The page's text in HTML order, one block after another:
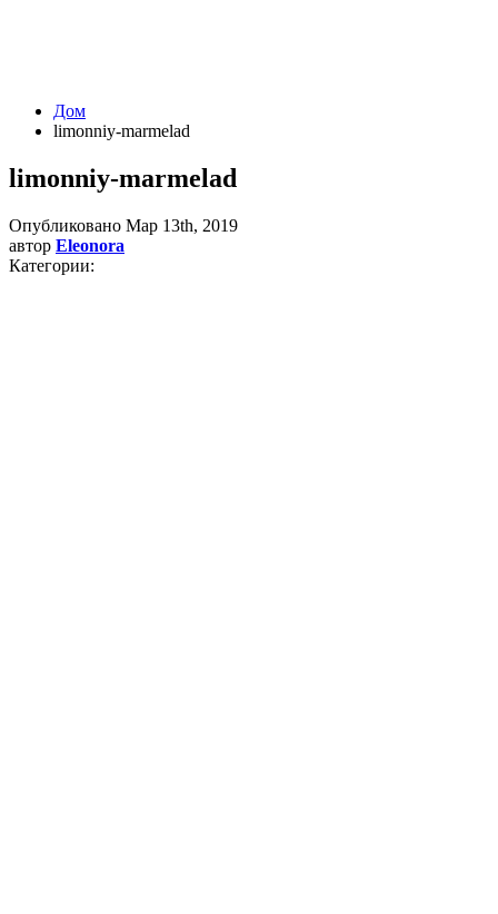
Дом
limonniy-marmelad
limonniy-marmelad
Опубликовано Мар 13th, 2019
автор Eleonora
Категории: